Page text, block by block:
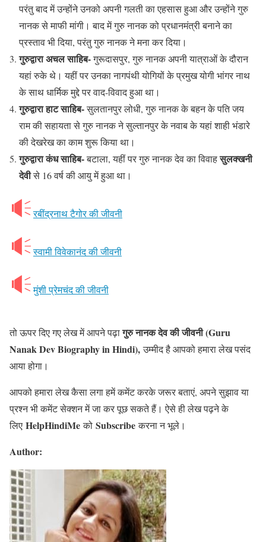
परंतु बाद में उन्होंने उनको अपनी गलती का एहसास हुआ और उन्होंने गुरु
नानक से माफी मांगी। बाद में गुरु नानक को प्रधानमंत्री बनाने का
प्रस्ताव भी दिया, परंतु गुरु नानक ने मना कर दिया।
गुरुद्वारा अचल साहिब-गुरूदासपुर, गुरु नानक अपनी यात्राओं के दौरान
यहां रुके थे। यहीं पर उनका नागपंथी योगियों के प्रमुख योगी भांगर नाथ
के साथ धार्मिक मुद्दे पर वाद-विवाद हुआ था।
गुरुद्वारा हाट साहिब-सुलतानपुर लोधी, गुरु नानक के बहन के पति जय
राम की सहायता से गुरु नानक ने सुल्तानपुर के नवाब के यहां शाही भंडारे
की देखरेख का काम शुरू किया था।
गुरुद्वारा कंध साहिब-बटाला, यहीं पर गुरु नानक देव का विवाहसुलक्खनी
देवीसे 16 वर्ष की आयु में हुआ था।
रबींद्रनाथ टैगोर की जीवनी
स्वामी विवेकानंद की जीवनी
मुंशी प्रेमचंद की जीवनी
तो ऊपर दिए गए लेख में आपने पढ़ागुरु नानक देव की जीवनी (Guru
Nanak Dev Biography in Hindi),उम्मीद है आपको हमारा लेख पसंद
आया होगा।
आपको हमारा लेख कैसा लगा हमें कमेंट करके जरूर बताएं, अपने सुझाव या
प्रश्न भी कमेंट सेक्शन में जा कर पूछ सकते हैं। ऐसे ही लेख पढ़ने के
लिए HelpHindiMeको Subscribeकरना न भूले।
Author: